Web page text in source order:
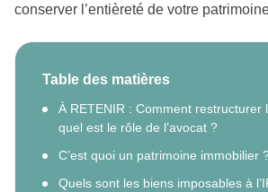
conserver l’entièreté de votre
Table des matières
À RETENIR : Comment restructurer
quel est le rôle de l’avocat ?
C’est quoi un patrimoine immobilier
Quels sont les biens imposables à